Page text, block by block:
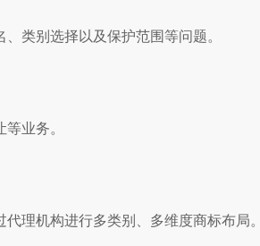
类别选择以及保护范围等问题。
业务。
理机构进行多类别、多维度商标布局。